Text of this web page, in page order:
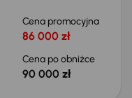
Cena promocyjna
86 000 zł
Cena po obniżce
90 000 zł